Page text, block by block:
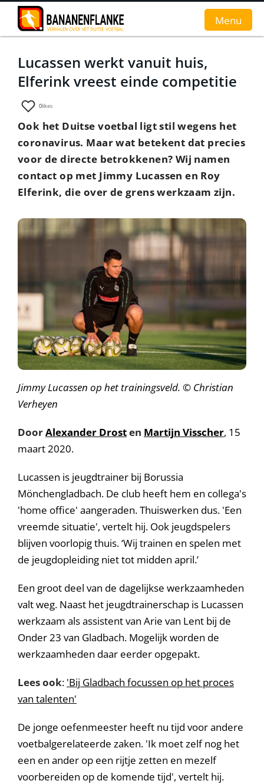
Home
Nieuws
Interviews
Groundhopverhalen
De fans
Achtergrond
Menu
Lucassen werkt vanuit huis,
Elferink vreest einde competitie
0likes
Ook het Duitse voetbal ligt stil wegens het
coronavirus. Maar wat betekent dat precies
voor de directe betrokkenen? Wij namen
contact op met Jimmy Lucassen en Roy
Elferink, die over de grens werkzaam zijn.
Jimmy Lucassen op het trainingsveld. © Christian
Verheyen
DoorAlexander Drosten Martijn Visscher, 15
maart 2020.
Lucassen is jeugdtrainer bij Borussia
Mönchengladbach. De club heeft hem en collega's
'home office' aangeraden. Thuiswerken dus. 'Een
vreemde situatie', vertelt hij. Ook jeugdspelers
blijven voorlopig thuis. ‘Wij trainen en spelen met
de jeugdopleiding niet tot midden april.’
Een groot deel van de dagelijkse werkzaamheden
valt weg. Naast het jeugdtrainerschap is Lucassen
werkzaam als assistent van Arie van Lent bij de
Onder 23 van Gladbach. Mogelijk worden de
werkzaamheden daar eerder opgepakt.
Lees ook: 'Bij Gladbach focussen op het proces
van talenten'
De jonge oefenmeester heeft nu tijd voor andere
voetbalgerelateerde zaken. 'Ik moet zelf nog het
een en ander op een rijtje zetten en mezelf
voorbereiden op de komende tijd', vertelt hij.